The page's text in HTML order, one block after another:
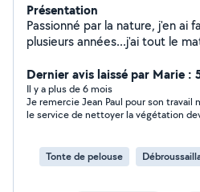
Présentation
Passionné par la nature, j'en ai
plusieurs années...j'ai tout le
par ma curiosité.débarras de
etc. Ouvert a toute demande.
Dernier avis laissé par Marie :
Il y a plus de 6 mois
Je remercie Jean Paul pour son travail
le service de nettoyer la végétation
Tonte de pelouse